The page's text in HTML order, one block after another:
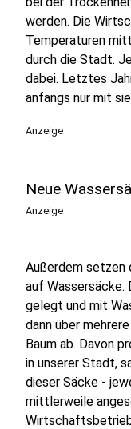
werden. Die
Temperaturen
durch die Stadt.
dabei. Letztes
anfangs nur mit
Anzeige
Neue
Anzeige
Außerdem
auf Wassersäcke.
gelegt und mit
dann über
Baum ab. Davon
in unserer Stadt,
dieser Säcke -
mittlerweile